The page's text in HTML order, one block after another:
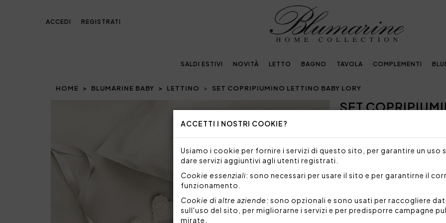
ACCETTI I NOSTRI COOKIE?
Usiamo i cookie per fornire i servizi di questo sito, per garantire un uso
dare servizi aggiuntivi agli utenti registrati.
Cookie essenziali: sono necessari per usare il sito e per garantirne il
funzionamento.
Cookie di altre aziende: sono opzionali e sono usati per raccogliere
sull'uso del sito, per migliorarne i servizi e per predisporre campagne
mirate.
ACCEDI REGISTRATI
SALDI ESTIVI NOVITÀ LETTO BAGNO TAVOLA COMPLEMENTI
HOME BLUMARINE BABY LETTINO SET COPRIPIUMINO LETTINO BABY LORY
Next
SET
458,00€
Completo copripiumino
Set 5 pezzi formato da:
Paracolpi lettino